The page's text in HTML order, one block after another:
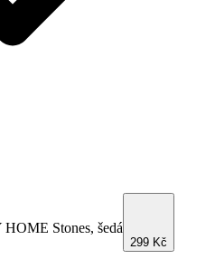
Stones, šedá
299 Kč